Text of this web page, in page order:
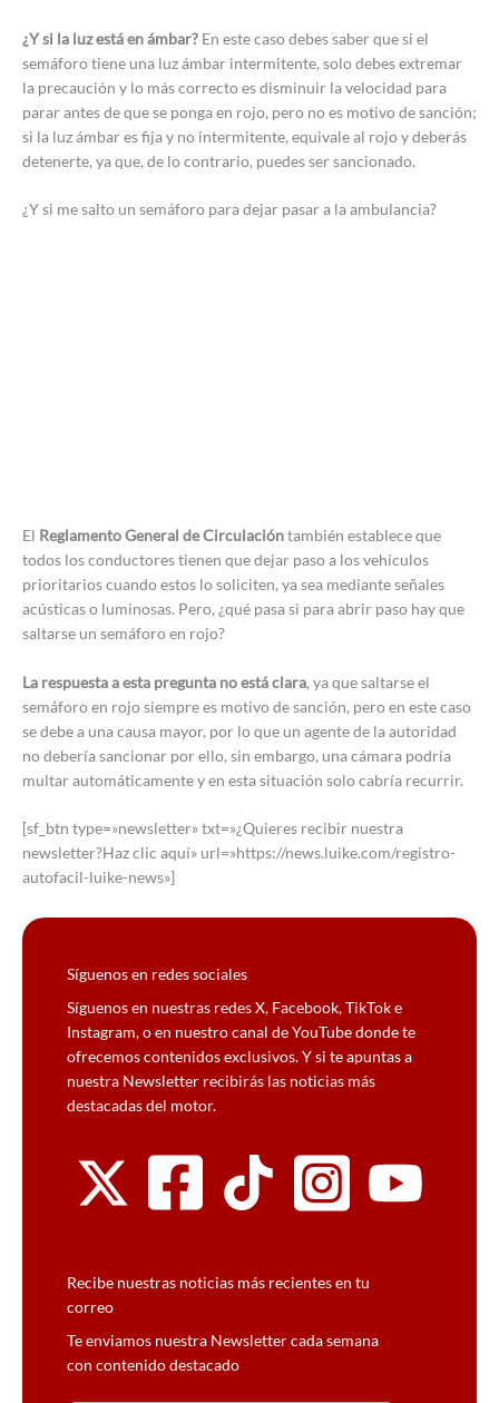
¿Y si la luz está en ámbar? En este caso debes saber que si el
semáforo tiene una luz ámbar intermitente, solo debes extremar
la precaución y lo más correcto es disminuir la velocidad para
parar antes de que se ponga en rojo, pero no es motivo de sanción;
si la luz ámbar es fija y no intermitente, equivale al rojo y deberás
detenerte, ya que, de lo contrario, puedes ser sancionado.
¿Y si me salto un semáforo para dejar pasar a la ambulancia?
El Reglamento General de Circulacióntambién establece que
todos los conductores tienen que dejar paso a los vehículos
prioritarios cuando estos lo soliciten, ya sea mediante señales
acústicas o luminosas. Pero, ¿qué pasa si para abrir paso hay que
saltarse un semáforo en rojo?
La respuesta a esta pregunta no está clara, ya que saltarse el
semáforo en rojo siempre es motivo de sanción, pero en este caso
se debe a una causa mayor, por lo que un agente de la autoridad
no debería sancionar por ello, sin embargo, una cámara podría
multar automáticamente y en esta situación solo cabría recurrir.
[sf_btn type=»newsletter» txt=»¿Quieres recibir nuestra
newsletter?Haz clic aquí» url=»https://news.luike.com/registro-
autofacil-luike-news»]
Síguenos en redes sociales
Síguenos en nuestras redes X, Facebook, TikTok e
Instagram, o en nuestro canal de YouTube donde te
ofrecemos contenidos exclusivos. Y si te apuntas a
nuestra Newsletter recibirás las noticias más
destacadas del motor.
Recibe nuestras noticias más recientes en tu
correo
Te enviamos nuestra Newsletter cada semana
con contenido destacado